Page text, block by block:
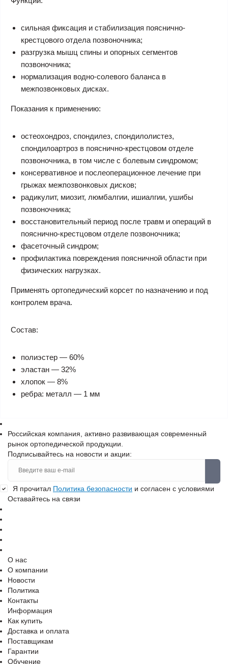
сильная фиксация и стабилизация пояснично-
крестцового отдела позвоночника;
разгрузка мышц спины и опорных сегментов
позвоночника;
нормализация водно-солевого баланса в
межпозвонковых дисках.
Показания к применению:
остеохондроз, спондилез, спондилолистез,
спондилоартроз в пояснично-крестцовом отделе
позвоночника, в том числе с болевым синдромом;
консервативное и послеоперационное лечение при
грыжах межпозвонковых дисков;
радикулит, миозит, люмбалгии, ишиалгии, ушибы
позвоночника;
восстановительный период после травм и операций в
пояснично-крестцовом отделе позвоночника;
фасеточный синдром;
профилактика повреждения поясничной области при
физических нагрузках.
Применять ортопедический корсет по назначению и под
контролем врача.
Состав:
полиэстер — 60%
эластан — 32%
хлопок — 8%
ребра: металл — 1 мм
Российская компания, активно развивающая современный
рынок ортопедической продукции.
Подписывайтесь на новости и акции:
Я прочитал Политика безопасности и согласен с условиями
Оставайтесь на связи
О нас
О компании
Новости
Политика
Контакты
Информация
Как купить
Доставка и оплата
Поставщикам
Гарантии
Обучение